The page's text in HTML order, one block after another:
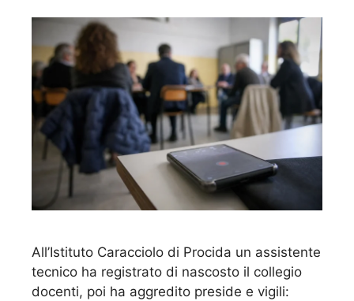
All’Istituto Caracciolo di Procida un assistente
tecnico ha registrato di nascosto il collegio
docenti, poi ha aggredito preside e vigili: